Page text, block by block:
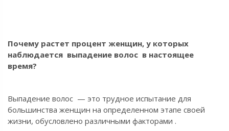
Почему растет процент женщин, у которых
наблюдается выпадение волос в настоящее
время?
Выпадение волос — это трудное испытание для
большинства женщин на определенном этапе своей
жизни, обусловлено различными факторами .